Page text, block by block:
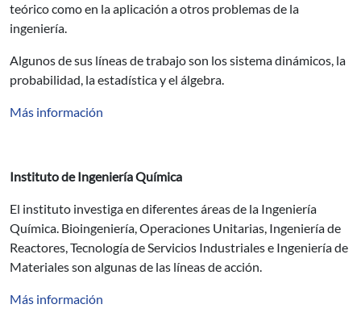
teórico como en la aplicación a otros problemas de la
ingeniería.
Algunos de sus líneas de trabajo son los sistema dinámicos, la
probabilidad, la estadística y el álgebra.
Más información
Instituto de Ingeniería Química
El instituto investiga en diferentes áreas de la Ingeniería
Química. Bioingeniería, Operaciones Unitarias, Ingeniería de
Reactores, Tecnología de Servicios Industriales e Ingeniería de
Materiales son algunas de las líneas de acción.
Más información